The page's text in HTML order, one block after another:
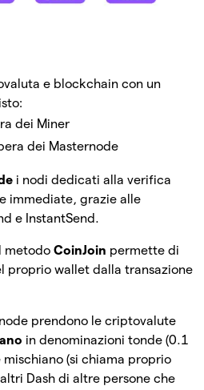
e blockchain con un
dei Miner
dei Masternode
i nodi dedicati alla verifica
immediate, grazie alle
e InstantSend.
metodo CoinJoin permette di
proprio wallet dalla transazione
prendono le criptovalute
in denominazioni tonde (0.1
mischiano (si chiama proprio
Dash di altre persone che